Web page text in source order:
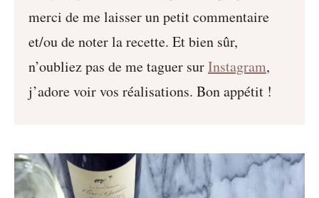
merci de me laisser un petit commentaire
et/ou de noter la recette. Et bien sûr,
n’oubliez pas de me taguer surInstagram,
j’adore voir vos réalisations. Bon appétit !